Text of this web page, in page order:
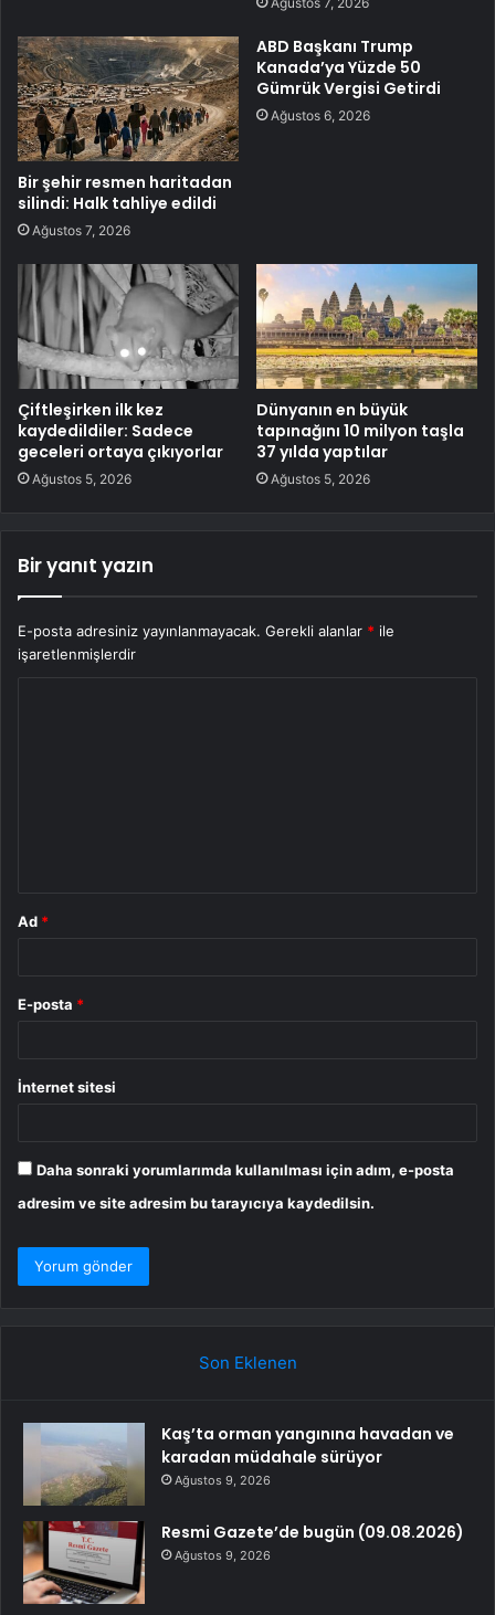
Bir şehir resmen haritadan
silindi: Halk tahliye edildi
Ağustos 7, 2026
ABD Başkanı Trump
Kanada’ya Yüzde 50
Gümrük Vergisi Getirdi
Ağustos 6, 2026
Çiftleşirken ilk kez
kaydedildiler: Sadece
geceleri ortaya çıkıyorlar
Ağustos 5, 2026
Dünyanın en büyük
tapınağını 10 milyon taşla
37 yılda yaptılar
Ağustos 5, 2026
Bir yanıt yazın
E-posta adresiniz yayınlanmayacak. Gerekli alanlar * ile
işaretlenmişlerdir
Ad *
E-posta *
İnternet sitesi
Daha sonraki yorumlarımda kullanılması için adım, e-posta
adresim ve site adresim bu tarayıcıya kaydedilsin.
Son Eklenen
Kaş’ta orman yangınına havadan ve
karadan müdahale sürüyor
Ağustos 9, 2026
Resmi Gazete’de bugün (09.08.2026)
Ağustos 9, 2026